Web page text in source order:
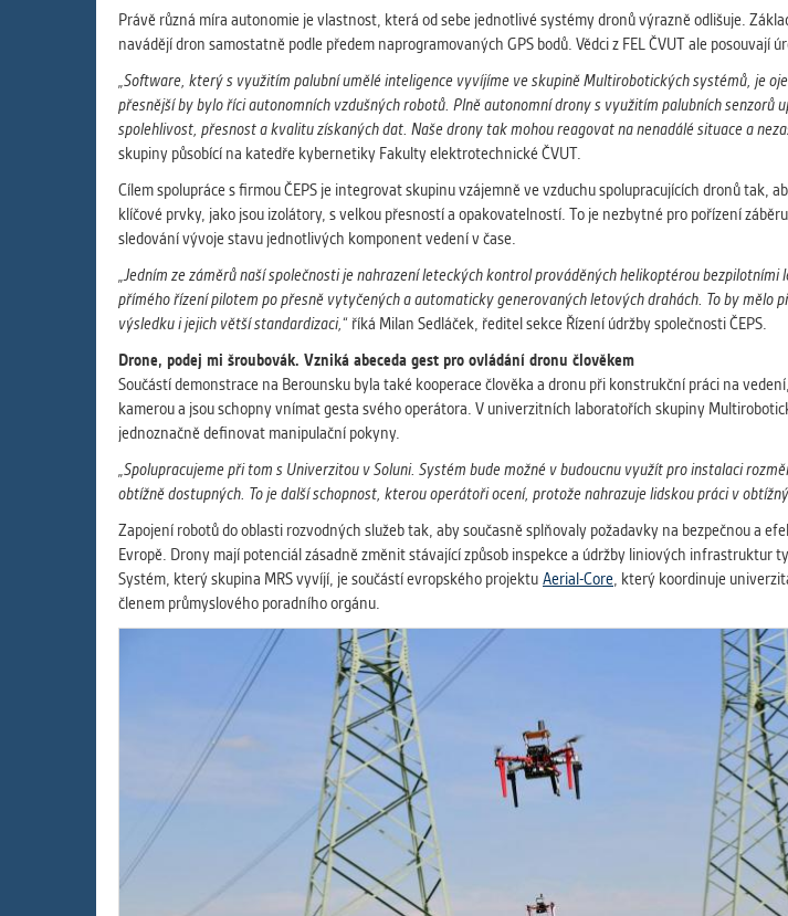
Právě různá míra autonomie je vlastnost, která od sebe jednotlivé systémy dronů výrazně odlišuje.
navádějí dron samostatně podle předem naprogramovaných GPS bodů. Vědci z FEL ČVUT ale posouvají
„Software, který s využitím palubní umělé inteligence vyvíjíme ve skupině Multirobotických systémů, je
přesnější by bylo říci autonomních vzdušných robotů. Plně autonomní drony s využitím palubních
spolehlivost, přesnost a kvalitu získaných dat. Naše drony tak mohoureagovat na nenadálé situace a
skupiny působící na katedře kybernetiky Fakulty elektrotechnické ČVUT.
Cílem spolupráce s firmou ČEPS je integrovat skupinu vzájemně ve vzduchu spolupracujících dronů
klíčové prvky, jako jsou izolátory, s velkou přesností a opakovatelností. To je nezbytné pro pořízení
sledování vývoje stavu jednotlivých komponent vedení v čase.
„Jedním ze záměrů naší společnosti je nahrazení leteckých kontrol prováděných helikoptérou
přímého řízení pilotem po přesně vytyčených a automaticky generovaných letových drahách. To by mělo
výsledku i jejich větší standardizaci,“říká Milan Sedláček, ředitel sekce Řízení údržby společnosti ČEPS.
Drone, podej mi šroubovák. Vzniká abeceda gest pro ovládání dronu člověkem
Součástí demonstrace na Berounsku byla také kooperace člověka a dronu při konstrukční práci na
kamerou a jsou schopny vnímat gesta svého operátora. V univerzitních laboratořích skupiny
jednoznačně definovat manipulační pokyny.
„Spolupracujeme při tom s Univerzitou v Soluni. Systém bude možné v budoucnu využít pro instalaci
obtížně dostupných. To je další schopnost, kterou operátoři ocení, protože nahrazuje lidskou práci v
Zapojení robotů do oblasti rozvodných služeb tak, aby současně splňovaly požadavky na bezpečnou a
Evropě. Drony mají potenciál zásadně změnit stávající způsob inspekce a údržby liniových infrastruktur
Systém, který skupina MRS vyvíjí, je součástí evropského projektu Aerial-Core, který koordinuje
členem průmyslového poradního orgánu.